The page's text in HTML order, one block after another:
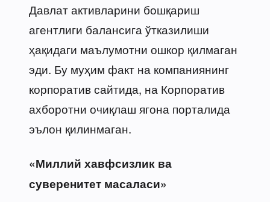
Давлат активларини бошқариш
агентлиги балансига ўтказилиши
ҳақидаги маълумотни ошкор қилмаган
эди. Бу муҳим факт на компаниянинг
корпоратив сайтида, на Корпоратив
ахборотни очиқлаш ягона порталида
эълон қилинмаган.
«Миллий хавфсизлик ва
суверенитет масаласи»